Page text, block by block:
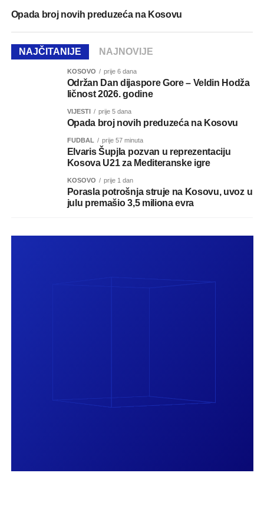
Opada broj novih preduzeća na Kosovu
NAJČITANIJE NAJNOVIJE
KOSOVO prije 6 dana
Održan Dan dijaspore Gore – Veldin Hodža
ličnost 2026. godine
VIJESTI prije 5 dana
Opada broj novih preduzeća na Kosovu
FUDBAL prije 57 minuta
Elvaris Šupjla pozvan u reprezentaciju
Kosova U21 za Mediteranske igre
KOSOVO prije 1 dan
Porasla potrošnja struje na Kosovu, uvoz u
julu premašio 3,5 miliona evra